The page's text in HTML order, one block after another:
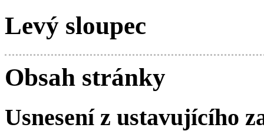
Levý sloupec
Obsah stránky
Usnesení z ustavujícího